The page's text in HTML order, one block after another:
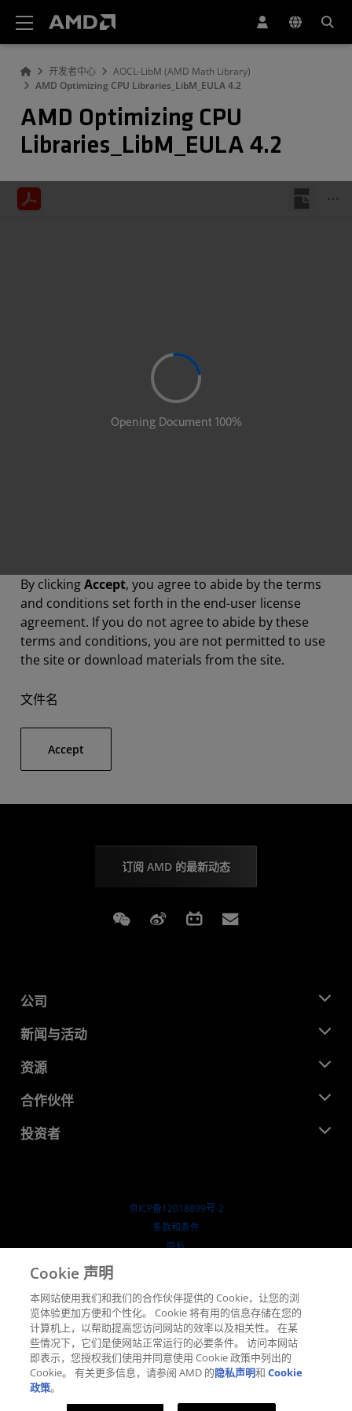
开发者中心
AOCL-LibM (AMD Math Library)
AMD Optimizing CPU Libraries_LibM_EULA 4.2
AMD Optimizing CPU
Libraries_LibM_EULA 4.2
By clickingAccept, you agree to abide by the terms
and conditions set forth in the end-user license
agreement. If you do not agree to abide by these
terms and conditions, you are not permitted to use
the site or download materials from the site.
文件名
Accept
订阅 AMD 的最新动态
Weixin Weibo Bilibili
公司
关于 AMD
企业责任
就业机会
联系我们
新闻与活动
新闻中心
媒体库
资源
开发中心
成功案例
合作伙伴
AMD 合作伙伴中心
投资者
京ICP备12018899号-2
​条款和条件
隐私
公开公平竞争
英国税收策略
Cookie 政策
Cookie 设置
Cookie 声明
本网站使用我们和我们的合作伙伴提供的 Cookie，让您的浏
览体验更加方便和个性化。 Cookie 将有用的信息存储在您的
计算机上，以帮助提高您访问网站的效率以及相关性。 在某
些情况下，它们是使网站正常运行的必要条件。 访问本网站
即表示，您授权我们使用并同意使用 Cookie 政策中列出的
Cookie。 有关更多信息，请参阅 AMD 的隐私声明和Cookie
政策。